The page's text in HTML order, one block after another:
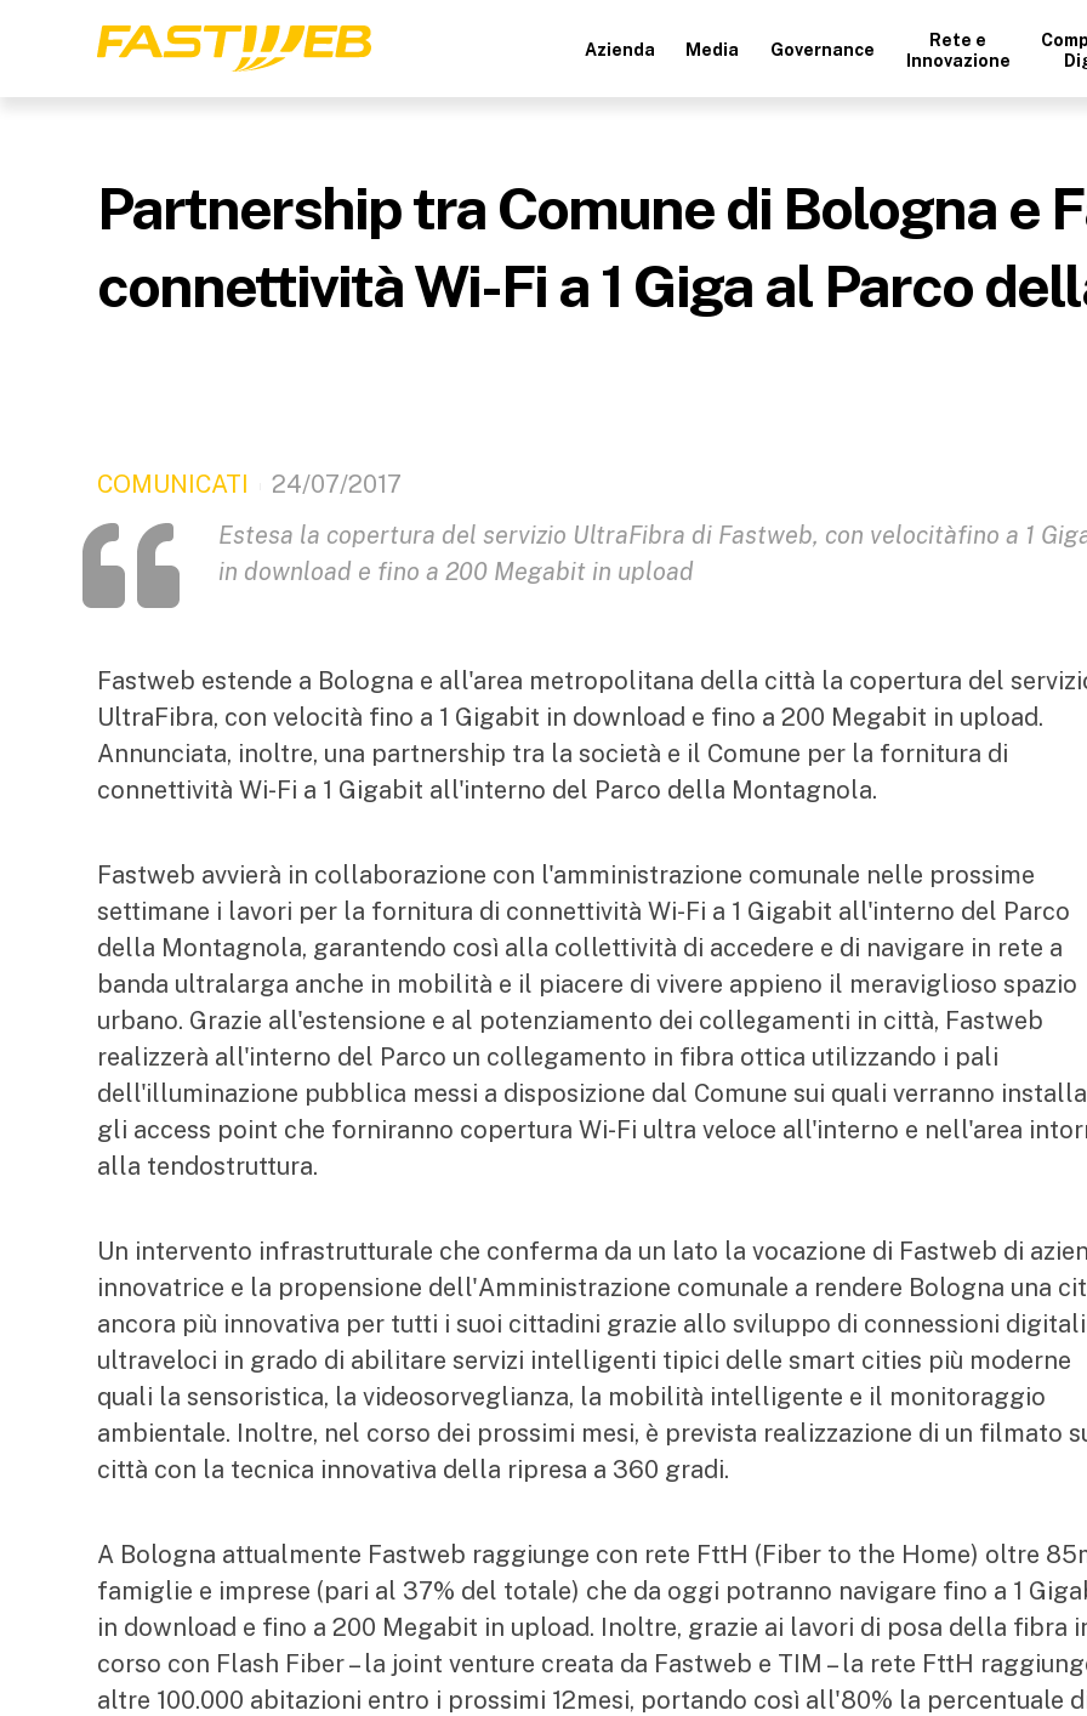
Azienda Media Governance
Rete e
Innovazione
Partnership tra Comune di Bologna e
connettività Wi-Fi a 1 Giga al Parco
COMUNICATI
24/07/2017
Estesa la copertura del servizio UltraFibra di Fastweb, con velocitàfino a 1
in download e fino a 200 Megabit in upload
Fastweb estende a Bologna e all'area metropolitana della città la copertura del
UltraFibra, con velocità fino a 1 Gigabit in download e fino a 200 Megabit in upload.
Annunciata, inoltre, una partnership tra la società e il Comune per la fornitura di
connettività Wi-Fi a 1 Gigabit all'interno del Parco della Montagnola.
Fastweb avvierà in collaborazione con l'amministrazione comunale nelle prossime
settimane i lavori per la fornitura di connettività Wi-Fi a 1 Gigabit all'interno del Parco
della Montagnola, garantendo così alla collettività di accedere e di navigare in rete a
banda ultralarga anche in mobilità e il piacere di vivere appieno il meraviglioso spazio
urbano. Grazie all'estensione e al potenziamento dei collegamenti in città, Fastweb
realizzerà all'interno del Parco un collegamento in fibra ottica utilizzando i pali
dell'illuminazione pubblica messi a disposizione dal Comune sui quali verranno
gli access point che forniranno copertura Wi-Fi ultra veloce all'interno e nell'area
alla tendostruttura.
Un intervento infrastrutturale che conferma da un lato la vocazione di Fastweb di
innovatrice e la propensione dell'Amministrazione comunale a rendere Bologna una
ancora più innovativa per tutti i suoi cittadini grazie allo sviluppo di connessioni digitali
ultraveloci in grado di abilitare servizi intelligenti tipici delle smart cities più moderne
quali la sensoristica, la videosorveglianza, la mobilità intelligente e il monitoraggio
ambientale. Inoltre, nel corso dei prossimi mesi, è prevista realizzazione di un filmato
città con la tecnica innovativa della ripresa a 360 gradi.
A Bologna attualmente Fastweb raggiunge con rete FttH (Fiber to the Home) oltre
famiglie e imprese (pari al 37% del totale) che da oggi potranno navigare fino a 1
in download e fino a 200 Megabit in upload. Inoltre, grazie ai lavori di posa della fibra
corso con Flash Fiber – la joint venture creata da Fastweb e TIM – la rete FttH
altre 100.000 abitazioni entro i prossimi 12mesi, portando così all'80% la percentuale